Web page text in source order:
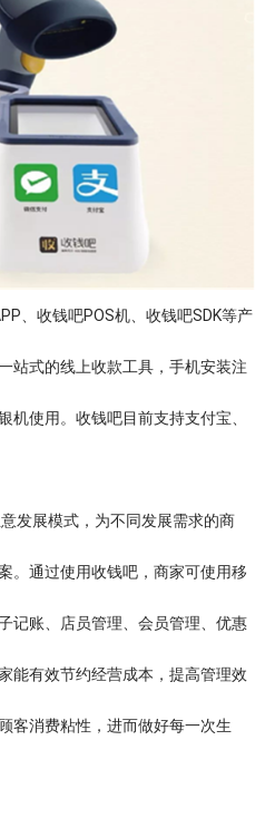
、收钱吧POS机、收钱吧SDK等产
站式的线上收款工具，手机安装注
机使用。收钱吧目前支持支付宝、
发展模式，为不同发展需求的商
。通过使用收钱吧，商家可使用移
记账、店员管理、会员管理、优惠
能有效节约经营成本，提高管理效
客消费粘性，进而做好每一次生